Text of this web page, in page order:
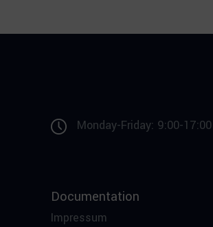
Monday-Friday: 9:00-17:00
Documentation
Impressum